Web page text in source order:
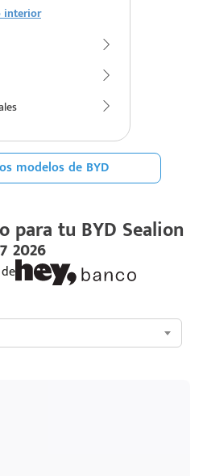
interior
modelos de BYD
para tu BYD Sealion
7 2026